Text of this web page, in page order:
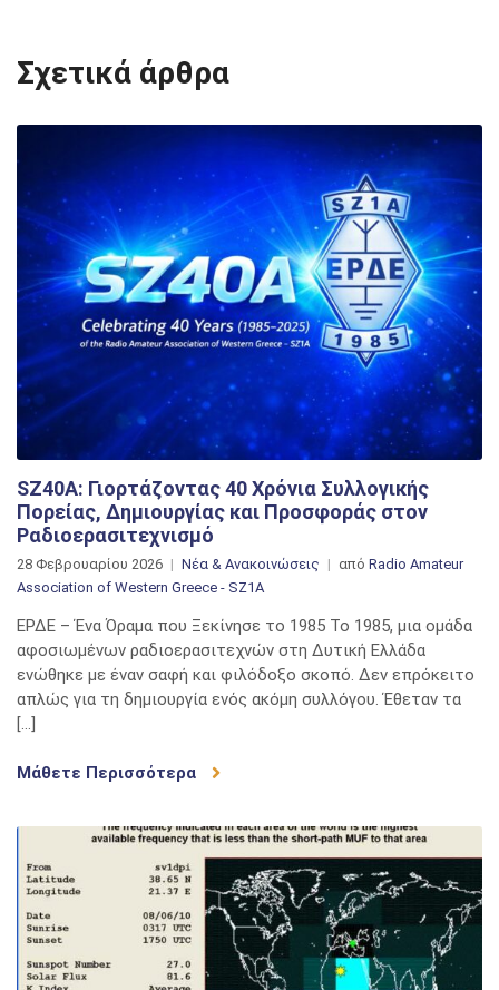
Σχετικά άρθρα
SZ40A: Γιορτάζοντας 40 Χρόνια Συλλογικής
Πορείας, Δημιουργίας και Προσφοράς στον
Ραδιοερασιτεχνισμό
28 Φεβρουαρίου 2026 Νέα & Ανακοινώσεις από Radio Amateur
Association of Western Greece - SZ1A
ΕΡΔΕ – Ένα Όραμα που Ξεκίνησε το 1985 Το 1985, μια ομάδα
αφοσιωμένων ραδιοερασιτεχνών στη Δυτική Ελλάδα
ενώθηκε με έναν σαφή και φιλόδοξο σκοπό. Δεν επρόκειτο
απλώς για τη δημιουργία ενός ακόμη συλλόγου. Έθεταν τα
[…]
Μάθετε Περισσότερα